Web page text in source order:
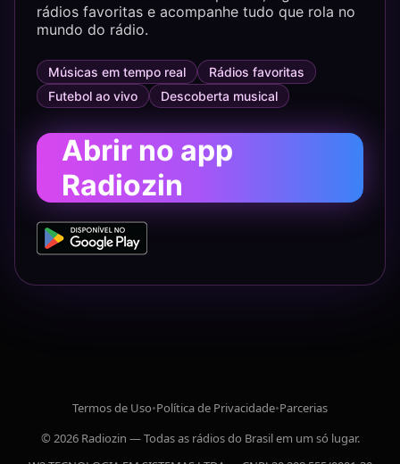
rádios favoritas e acompanhe tudo que rola no
mundo do rádio.
Músicas em tempo real
Rádios favoritas
Futebol ao vivo
Descoberta musical
Abrir no app
Radiozin
Termos de Uso•Política de Privacidade•Parcerias
© 2026 Radiozin — Todas as rádios do Brasil em um só lugar.